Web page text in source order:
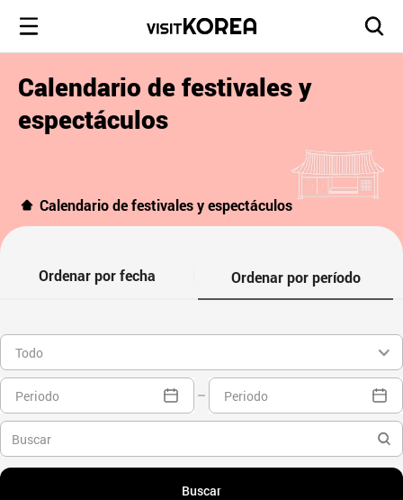
Calendario de festivales y
espectáculos
Calendario de festivales y espectáculos
Ordenar por fecha Ordenar por período
Todo
Buscar